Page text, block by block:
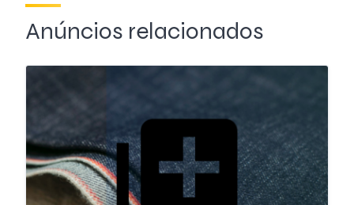
Anúncios relacionados